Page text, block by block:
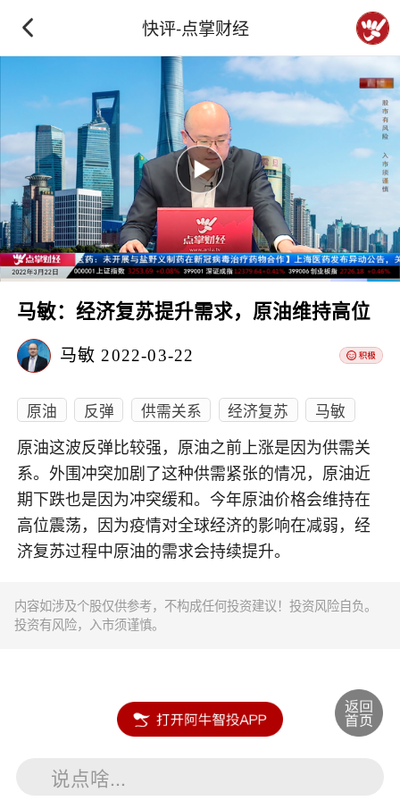
快评-点掌财经
马敏：经济复苏提升需求，原油维持高位
马敏 2022-03-22
原油 反弹 供需关系 经济复苏 马敏
原油这波反弹比较强，原油之前上涨是因为供需关
系。外围冲突加剧了这种供需紧张的情况，原油近
期下跌也是因为冲突缓和。今年原油价格会维持在
高位震荡，因为疫情对全球经济的影响在减弱，经
济复苏过程中原油的需求会持续提升。
内容如涉及个股仅供参考，不构成任何投资建议！投资风险自负。
投资有风险，入市须谨慎。
说点啥...